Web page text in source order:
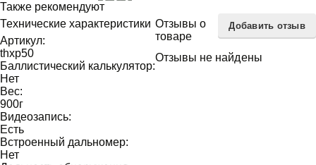
Также рекомендуют
Технические характеристики
Артикул:
thxp50
Баллистический калькулятор:
Нет
Вес:
900г
Видеозапись:
Есть
Встроенный дальномер:
Нет
Отзывы о
товаре
Добавить отзыв
Отзывы не найдены